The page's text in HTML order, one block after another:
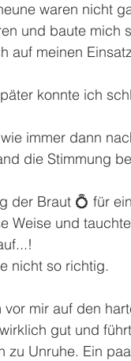
waren nicht
und baute mich
auf meinen
konnte ich
immer dann
die Stimmung
der Braut 💍 für
Weise und
nicht so richtig.
mir auf den
gut und
zu Unruhe. Ein